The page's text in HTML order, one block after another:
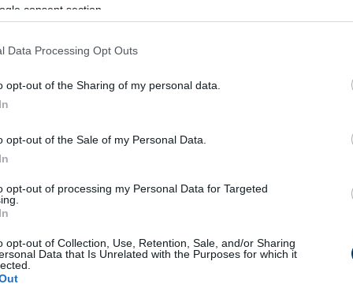
consent section.
Data Processing Opt Outs
opt-out of the Sharing of my personal data.
opt-out of the Sale of my Personal Data.
opt-out of processing my Personal Data for Targeted
opt-out of Collection, Use, Retention, Sale, and/or Sharing
Data that Is Unrelated with the Purposes for which it
lehetősége, miközben a végelszámolás fiat
egyszerűsített fizetési rendszerei biztosítják az átlátható
a biztonságos átutalásokat.
2027-re meghaladja a 250 milliárd dollárt, a Remittix
a kriptovaluták gyorsaságát élvezhetik a fiat
következő korszakának úttörőjévé emeli.
0,0000167 és 0,0000195 dollár között mozgott. 2024
a 11 milliárd dollárt, rövid időre megelőzve az